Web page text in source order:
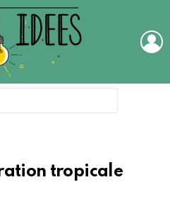
tropicale